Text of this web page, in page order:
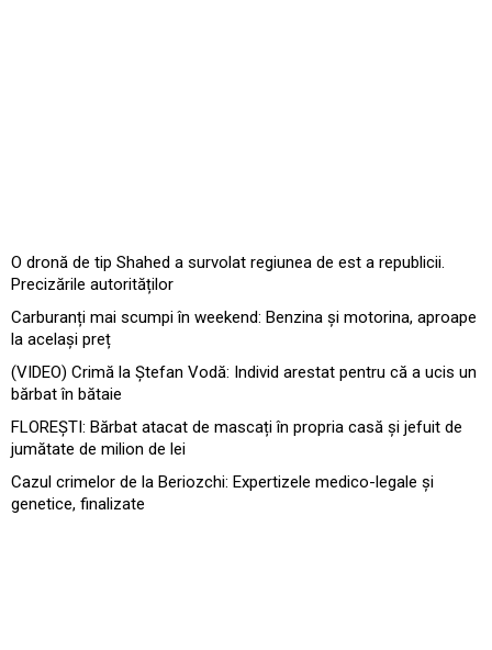
O dronă de tip Shahed a survolat regiunea de est a republicii.
Precizările autorităților
Carburanți mai scumpi în weekend: Benzina și motorina, aproape
la același preț
(VIDEO) Crimă la Ștefan Vodă: Individ arestat pentru că a ucis un
bărbat în bătaie
FLOREȘTI: Bărbat atacat de mascați în propria casă și jefuit de
jumătate de milion de lei
Cazul crimelor de la Beriozchi: Expertizele medico-legale și
genetice, finalizate